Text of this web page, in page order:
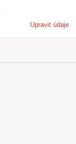
Upravit údaje